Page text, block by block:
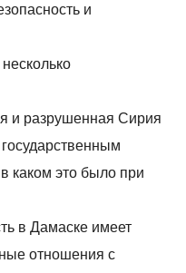
и
и разрушенная Сирия
каком это было при
в Дамаске имеет
отношения с